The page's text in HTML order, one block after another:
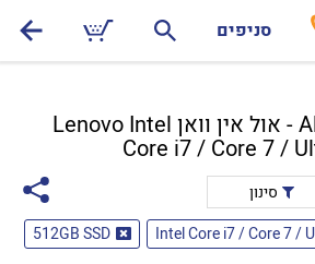
סניפים
מחשבים All In One - אול אין וואן Lenovo Intel
Core i7 / Core 7 /
סינון
Intel Core i7 / Core 7 /
512GB SSD